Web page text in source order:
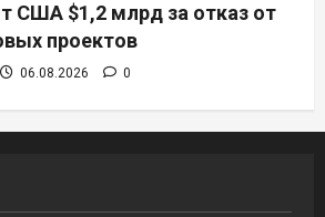
США $1,2 млрд за отказ от
проектов
06.08.2026 0